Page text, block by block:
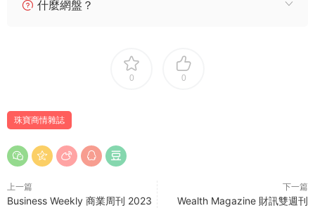
什麼網盤？
0 0
珠寶商情雜誌
上一篇
Business Weekly 商業周刊 2023
下一篇
Wealth Magazine 財訊雙週刊